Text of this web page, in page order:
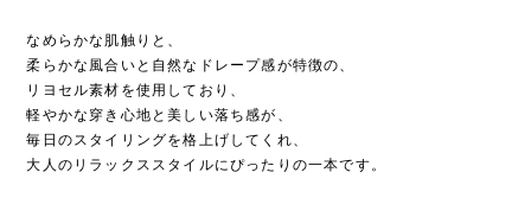
なめらかな肌触りと、
柔らかな風合いと自然なドレープ感が特徴の、
リヨセル素材を使用しており、
軽やかな穿き心地と美しい落ち感が、
毎日のスタイリングを格上げしてくれ、
大人のリラックススタイルにぴったりの一本です。